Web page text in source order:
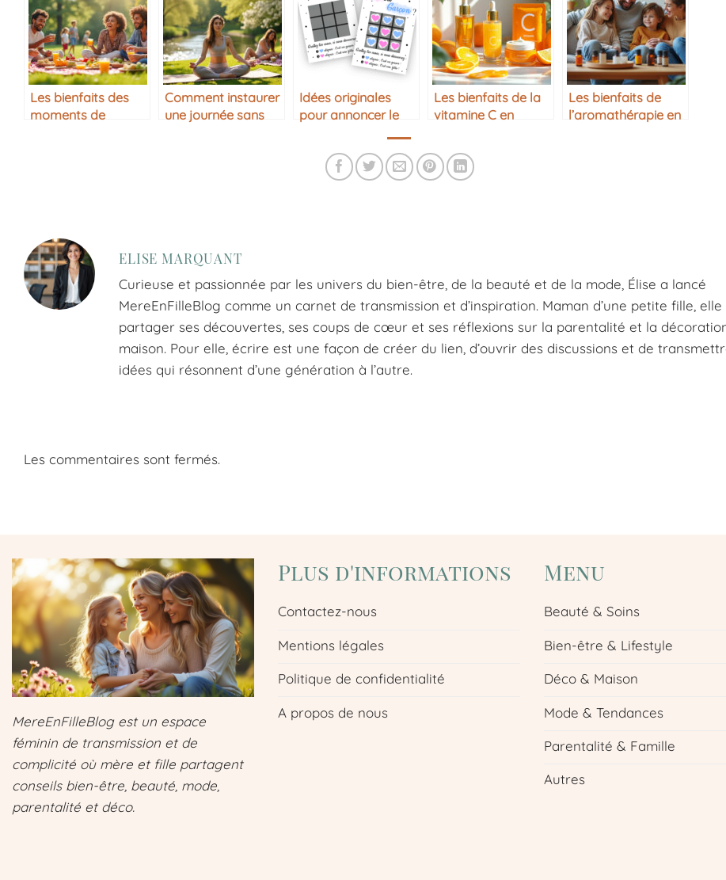
Les bienfaits des
moments de
Comment instaurer
une journée sans
Idées originales
pour annoncer le
révélations tendres
à partager
Les bienfaits de la
vitamine C en
Les bienfaits de
l’aromathérapie en
ELISE MARQUANT
Curieuse et passionnée par les univers du bien-être, de la beauté et de la mode, Élise a lancé
MereEnFilleBlog comme un carnet de transmission et d’inspiration. Maman d’une petite fille, elle
partager ses découvertes, ses coups de cœur et ses réflexions sur la parentalité et la
maison. Pour elle, écrire est une façon de créer du lien, d’ouvrir des discussions et de
idées qui résonnent d’une génération à l’autre.
Les commentaires sont fermés.
MereEnFilleBlog est un espace
féminin de transmission et de
complicité où mère et fille partagent
conseils bien-être, beauté, mode,
parentalité et déco.
Plus d'informations
Contactez-nous
Mentions légales
Politique de confidentialité
A propos de nous
Menu
Beauté & Soins
Bien-être & Lifestyle
Déco & Maison
Mode & Tendances
Parentalité & Famille
Autres